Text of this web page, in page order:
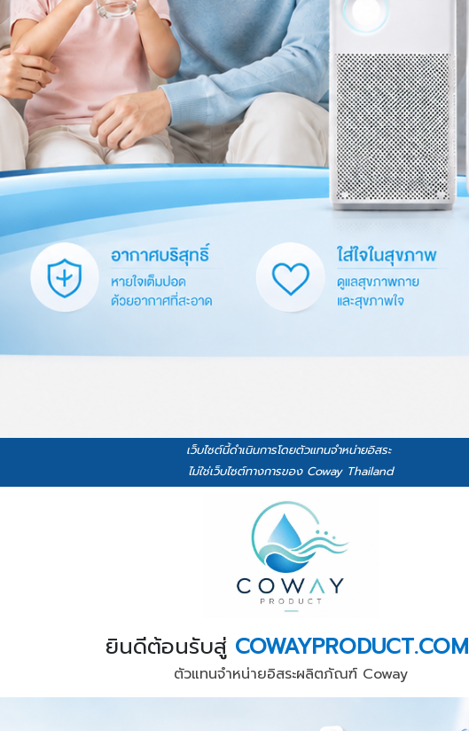
เว็บไซต์นี้ดำเนินการโดยตัวแทนจำหน่ายอิสระ
ไม่ใช่เว็บไซต์ทางการของ Coway Thailand
ยินดีต้อนรับสู่ COWAYPRODUCT.COM
ตัวแทนจำหน่ายอิสระผลิตภัณฑ์ Coway